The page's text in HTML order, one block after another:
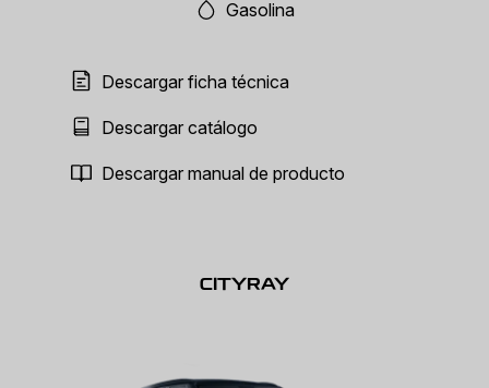
Gasolina
Descargar ficha técnica
Descargar catálogo
Descargar manual de producto
CITYRAY